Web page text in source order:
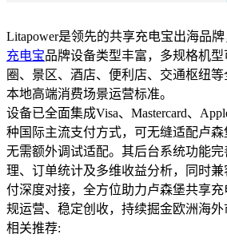
Litapower是领先的共享充电宝出海品
充电宝品牌设备类型丰富，多规格机
圈、景区、酒店、便利店、交通枢纽
本地高端消费场景运营标准。
设备已全面集成Visa、Mastercard、
种国际主流支付方式，可无缝适配卢
无需额外调试适配。其后台系统功能
理、订单统计及多维收益分析，同时
付深度对接，全方位助力卢森堡共享
规运营、稳定创收，持续掘金欧洲海外
相关推荐: